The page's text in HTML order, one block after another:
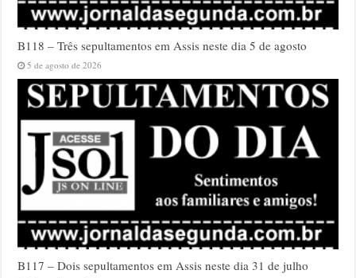
B118 – Três sepultamentos em Assis neste dia 5 de agosto
5 de agosto de 2026
B117 – Dois sepultamentos em Assis neste dia 31 de julho